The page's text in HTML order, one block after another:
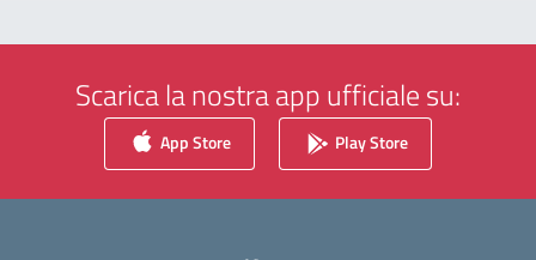
Scarica la nostra app ufficiale su:
App Store Play Store